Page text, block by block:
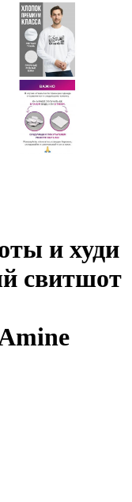
и худи
свитшот